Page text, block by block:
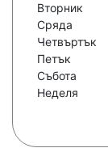
Вторник
Сряда
Четвъртък
Петък
Събота
Неделя